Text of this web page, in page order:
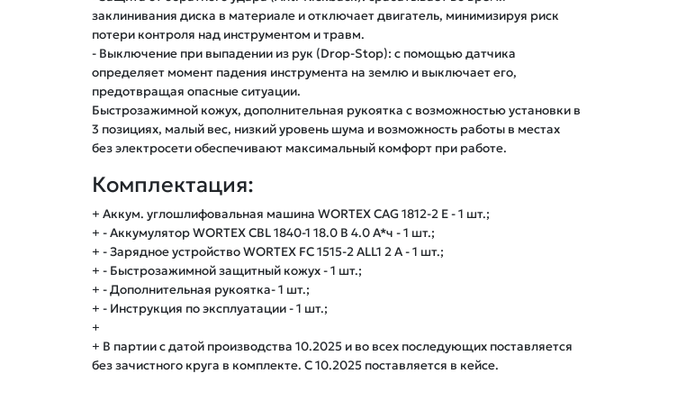
заклинивания диска в материале и отключает двигатель, минимизируя риск
потери контроля над инструментом и травм.
- Выключение при выпадении из рук (Drop-Stop): с помощью датчика
определяет момент падения инструмента на землю и выключает его,
предотвращая опасные ситуации.
Быстрозажимной кожух, дополнительная рукоятка с возможностью установки в
3 позициях, малый вес, низкий уровень шума и возможность работы в местах
без электросети обеспечивают максимальный комфорт при работе.
Комплектация:
+ Аккум. углошлифовальная машина WORTEX CAG 1812-2 E - 1 шт.;
+ - Аккумулятор WORTEX CBL 1840-1 18.0 В 4.0 А*ч - 1 шт.;
+ - Зарядное устройство WORTEX FC 1515-2 ALL1 2 А - 1 шт.;
+ - Быстрозажимной защитный кожух - 1 шт.;
+ - Дополнительная рукоятка- 1 шт.;
+ - Инструкция по эксплуатации - 1 шт.;
+
+ В партии с датой производства 10.2025 и во всех последующих поставляется
без зачистного круга в комплекте. C 10.2025 поставляется в кейсе.